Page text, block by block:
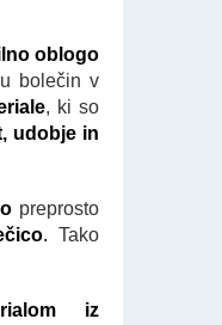
oblogo
bolečin v
, ki so
udobje in
preprosto
.Tako
iz